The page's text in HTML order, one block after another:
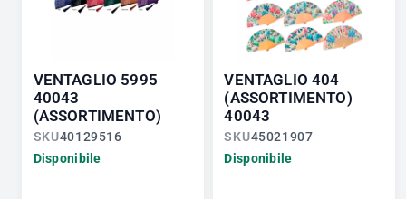
VENTAGLIO 5995
40043
(ASSORTIMENTO)
SKU40129516
Disponibile
VENTAGLIO 404
(ASSORTIMENTO)
40043
SKU45021907
Disponibile